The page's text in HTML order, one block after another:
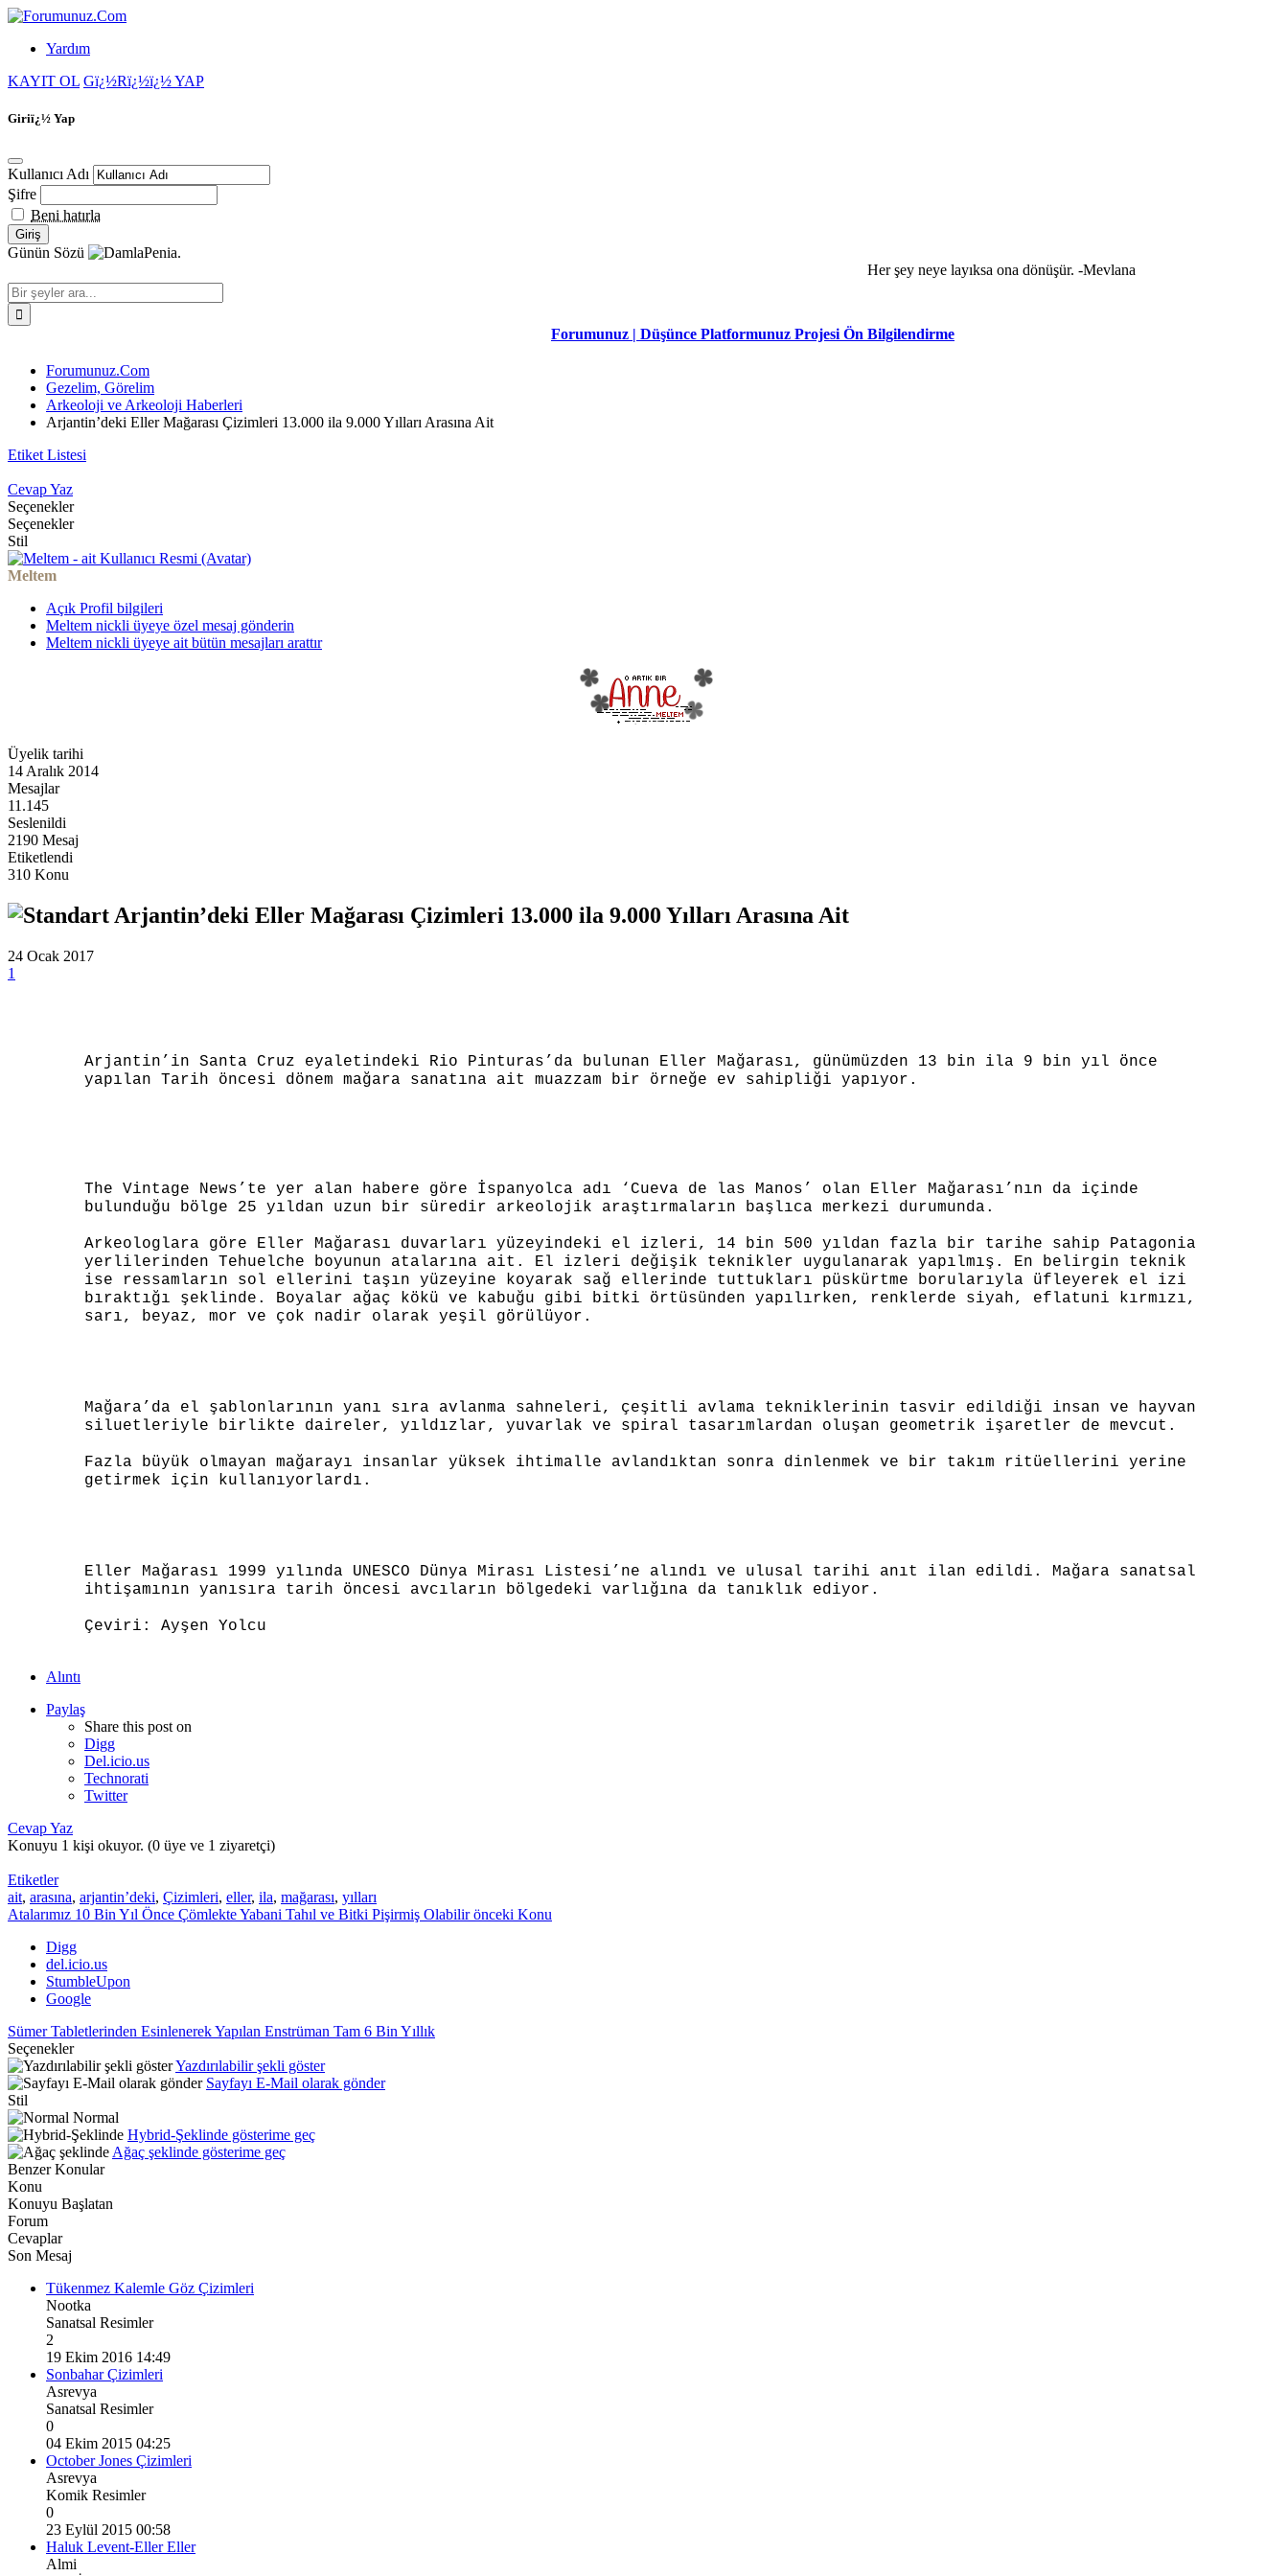
Yardım
KAYIT OL Gï¿½Rï¿½ï¿½ YAP
Giriï¿½ Yap
Kullanıcı Adı
Şifre
Beni hatırla
Günün Sözü
Penia.
Her şey neye layıksa ona dönüşür. -Mevlana
Forumunuz | Düşünce Platformunuz Projesi Ön Bilgilendirme
Forumunuz.Com
Gezelim, Görelim
Arkeoloji ve Arkeoloji Haberleri
Arjantin’deki Eller Mağarası Çizimleri 13.000 ila 9.000 Yılları Arasına Ait
Etiket Listesi
Cevap Yaz
Seçenekler
Seçenekler
Stil
Meltem
Açık Profil bilgileri
Meltem nickli üyeye özel mesaj gönderin
Meltem nickli üyeye ait bütün mesajları arattır
Üyelik tarihi
14 Aralık 2014
Mesajlar
11.145
Seslenildi
2190 Mesaj
Etiketlendi
310 Konu
Arjantin’deki Eller Mağarası Çizimleri 13.000 ila 9.000 Yılları Arasına Ait
24 Ocak 2017
1
Arjantin’in Santa Cruz eyaletindeki Rio Pinturas’da bulunan Eller Mağarası, günümüzden 13 bin ila 9 bin yıl önce
yapılan Tarih öncesi dönem mağara sanatına ait muazzam bir örneğe ev sahipliği yapıyor.
The Vintage News’te yer alan habere göre İspanyolca adı ‘Cueva de las Manos’ olan Eller Mağarası’nın da içinde
bulunduğu bölge 25 yıldan uzun bir süredir arkeolojik araştırmaların başlıca merkezi durumunda.
Arkeologlara göre Eller Mağarası duvarları yüzeyindeki el izleri, 14 bin 500 yıldan fazla bir tarihe sahip Patagonia
yerlilerinden Tehuelche boyunun atalarına ait. El izleri değişik teknikler uygulanarak yapılmış. En belirgin teknik
ise ressamların sol ellerini taşın yüzeyine koyarak sağ ellerinde tuttukları püskürtme borularıyla üfleyerek el izi
bıraktığı şeklinde. Boyalar ağaç kökü ve kabuğu gibi bitki örtüsünden yapılırken, renklerde siyah, eflatuni kırmızı,
sarı, beyaz, mor ve çok nadir olarak yeşil görülüyor.
Mağara’da el şablonlarının yanı sıra avlanma sahneleri, çeşitli avlama tekniklerinin tasvir edildiği insan ve hayvan
siluetleriyle birlikte daireler, yıldızlar, yuvarlak ve spiral tasarımlardan oluşan geometrik işaretler de mevcut.
Fazla büyük olmayan mağarayı insanlar yüksek ihtimalle avlandıktan sonra dinlenmek ve bir takım ritüellerini yerine
getirmek için kullanıyorlardı.
Eller Mağarası 1999 yılında UNESCO Dünya Mirası Listesi’ne alındı ve ulusal tarihi anıt ilan edildi. Mağara sanatsal
ihtişamının yanısıra tarih öncesi avcıların bölgedeki varlığına da tanıklık ediyor.
Çeviri: Ayşen Yolcu
Alıntı
Paylaş
Share this post on
Digg
Del.icio.us
Technorati
Twitter
Cevap Yaz
Konuyu 1 kişi okuyor. (0 üye ve 1 ziyaretçi)
Etiketler
ait, arasına, arjantin’deki, Çizimleri, eller, ila, mağarası, yılları
Atalarımız 10 Bin Yıl Önce ​Çömlekte Yabani Tahıl ve Bitki Pişirmiş Olabilir​önceki Konu
Digg
del.icio.us
StumbleUpon
Google
Sümer Tabletlerinden Esinlenerek Yapılan Enstrüman Tam 6 Bin Yıllık
Seçenekler
Yazdırılabilir şekli göster
Sayfayı E-Mail olarak gönder
Stil
Normal
Hybrid-Şeklinde gösterime geç
Ağaç şeklinde gösterime geç
Benzer Konular
Konu
Konuyu Başlatan
Forum
Cevaplar
Son Mesaj
Tükenmez Kalemle Göz Çizimleri
Nootka
Sanatsal Resimler
2
19 Ekim 2016 14:49
Sonbahar Çizimleri
Asrevya
Sanatsal Resimler
0
04 Ekim 2015 04:25
October Jones Çizimleri
Asrevya
Komik Resimler
0
23 Eylül 2015 00:58
Haluk Levent-Eller Eller
Almi